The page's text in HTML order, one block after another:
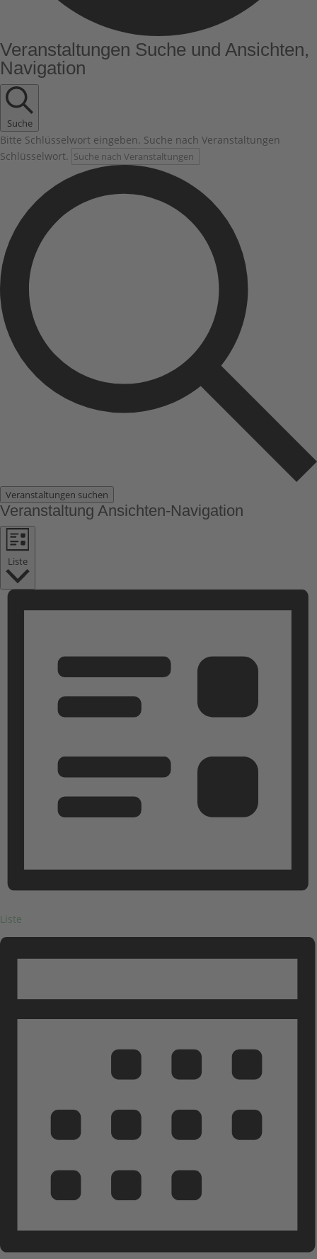
Veranstaltungen
Veranstaltungen Suche und Ansichten,
Navigation
Suche
Bitte Schlüsselwort eingeben. Suche nach Veranstaltungen
Schlüsselwort.
Veranstaltungen suchen
Veranstaltung Ansichten-Navigation
Liste
Liste